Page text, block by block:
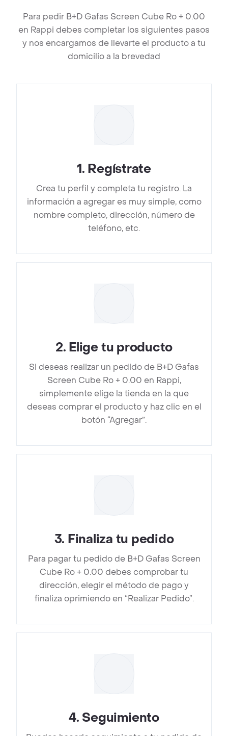
Para pedir B+D Gafas Screen Cube Ro + 0.00
en Rappi debes completar los siguientes pasos
y nos encargamos de llevarte el producto a tu
domicilio a la brevedad
1. Regístrate
Crea tu perfil y completa tu registro. La
información a agregar es muy simple, como
nombre completo, dirección, número de
teléfono, etc.
2. Elige tu producto
Si deseas realizar un pedido de B+D Gafas
Screen Cube Ro + 0.00 en Rappi,
simplemente elige la tienda en la que
deseas comprar el producto y haz clic en el
botón “Agregar”.
3. Finaliza tu pedido
Para pagar tu pedido de B+D Gafas Screen
Cube Ro + 0.00 debes comprobar tu
dirección, elegir el método de pago y
finaliza oprimiendo en “Realizar Pedido”.
4. Seguimiento